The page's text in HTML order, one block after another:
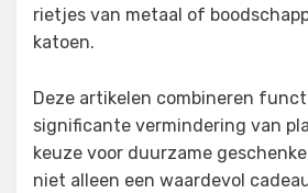
rietjes van metaal of
katoen.
Deze artikelen combineren
significante vermindering van
keuze voor duurzame
niet alleen een waardevol